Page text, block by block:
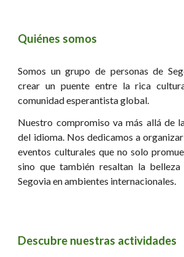
Quiénes somos
Somos un grupo de personas de
crear un puente entre la rica
comunidad esperantista global.
Nuestro compromiso va más allá de
del idioma. Nos dedicamos a
eventos culturales que no solo
sino que también resaltan la
Segovia en ambientes internacionales.
Descubre nuestras actividades